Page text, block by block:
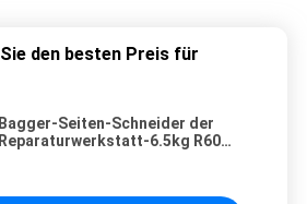
den besten Preis für
Bagger-Seiten-Schneider der
Reparaturwerkstatt-6.5kg R60